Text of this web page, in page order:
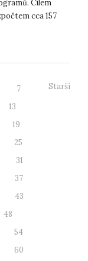
Cílem
cca 157
7
13
19
25
31
37
43
48
54
60
Starší